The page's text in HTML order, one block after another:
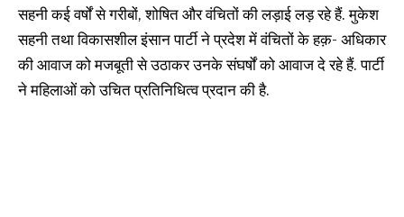
सहनी कई वर्षों से गरीबों, शोषित और वंचितों की लड़ाई लड़ रहे हैं. मुकेश
सहनी तथा विकासशील इंसान पार्टी ने प्रदेश में वंचितों के हक़- अधिकार
की आवाज को मजबूती से उठाकर उनके संघर्षों को आवाज दे रहे हैं. पार्टी
ने महिलाओं को उचित प्रतिनिधित्व प्रदान की है.